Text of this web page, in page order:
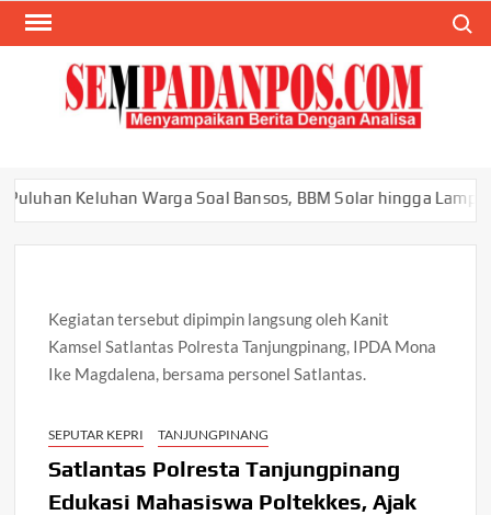
Skip
Warga Soal Bansos, BBM Solar hingga Lampu Jalan
Kegiatan tersebut dipimpin langsung oleh Kanit
Kamsel Satlantas Polresta Tanjungpinang, IPDA Mona
Ike Magdalena, bersama personel Satlantas.
SEPUTAR KEPRI TANJUNGPINANG
Satlantas Polresta Tanjungpinang
Edukasi Mahasiswa Poltekkes, Ajak